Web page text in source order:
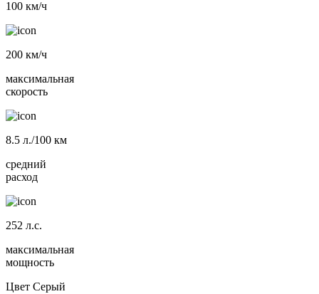
100 км/ч
200 км/ч
максимальная
скорость
8.5 л./100 км
средний
расход
252 л.с.
максимальная
мощность
Цвет Серый